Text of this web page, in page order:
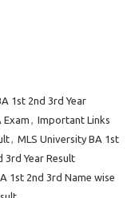
1st 2nd 3rd Year
Exam , Important Links
, MLS University BA 1st
3rd Year Result
1st 2nd 3rd Name wise